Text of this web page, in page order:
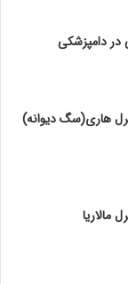
در دامپزشکی
هاری(سگ دیوانه)
مالاریا